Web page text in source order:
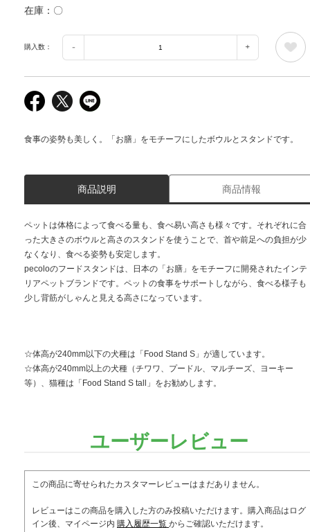
在庫 〇
購入数：
食事の姿勢も美しく。「お膳」をモチーフにしたボウルとスタンドです。
商品説明 商品情報
ペットは体格によって食べる量も、食べ易い高さも様々です。それぞれに合
った大きさのボウルと高さのスタンドを使うことで、首や前足への負担が少
なくなり、食べる姿勢も安定します。
pecoloのフードスタンドは、日本の「お膳」をモチーフに開発されたインテ
リアペットブランドです。ペットの食事をサポートしながら、食べる様子も
少し背筋がしゃんと見える高さになっています。
☆体高が240mm以下の犬種は「Food Stand S」が適しています。
☆体高が240mm以上の犬種（チワワ、プードル、マルチーズ、ヨーキー
等）、猫種は「Food Stand S tall」をお勧めします。
ユーザーレビュー
この商品に寄せられたカスタマーレビューはまだありません。
レビューはこの商品を購入した方のみ投稿いただけます。購入商品はログ
イン後、マイページ内 購入履歴一覧 からご確認いただけます。